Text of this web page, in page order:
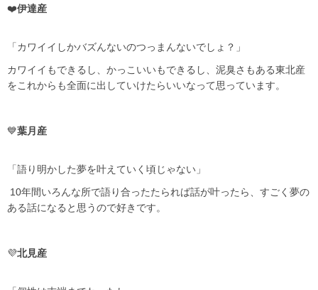
❤️伊達産
「カワイイしかバズんないのつっまんないでしょ？」
カワイイ もできるし、かっこいいもできるし、泥臭さもある東北産
をこれからも全面に出していけたらいいなって思っています。
💙葉月産
「語り明かした夢を叶えていく頃じゃない」
10年間いろんな所で語り合ったたられば話が叶ったら、すごく夢の
ある話になると思うので好きです。
💜北見産